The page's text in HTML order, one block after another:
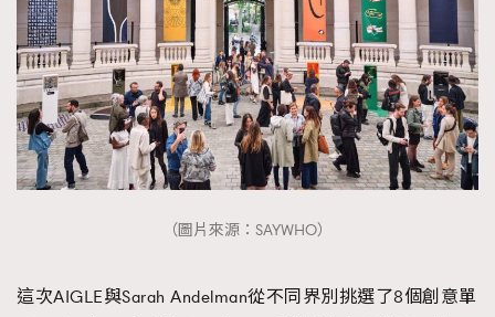
（圖片來源：SAYWHO）
這次AIGLE與Sarah Andelman從不同界別挑選了8個創意單